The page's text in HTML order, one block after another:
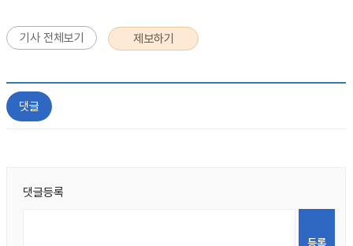
기사 전체보기 제보하기
댓글
댓글등록